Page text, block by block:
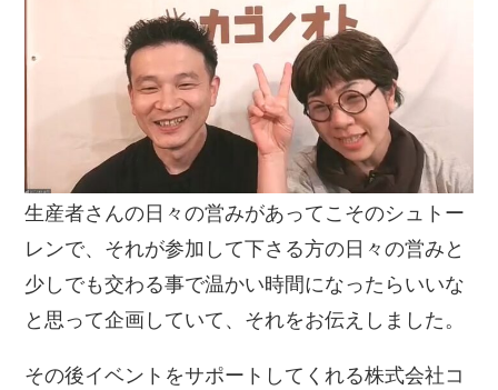
生産者さんの日々の営みがあってこそのシュトー
レンで、それが参加して下さる方の日々の営みと
少しでも交わる事で温かい時間になったらいいな
と思って企画していて、それをお伝えしました。
その後イベントをサポートしてくれる株式会社コ